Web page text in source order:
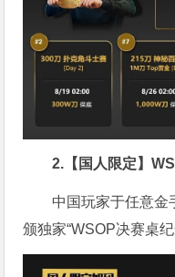
2.【国人限定】
中国玩家于任意金
颁独家“WSOP决赛桌纪